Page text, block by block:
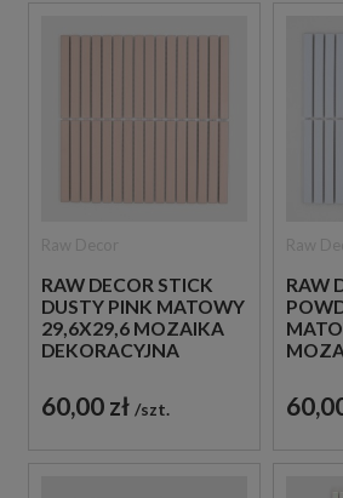
RAW DECOR STICK
DUSTY PINK MATOWY
29,6X29,6 MOZAIKA
DEKORACYJNA
60,00 zł szt.
RAW